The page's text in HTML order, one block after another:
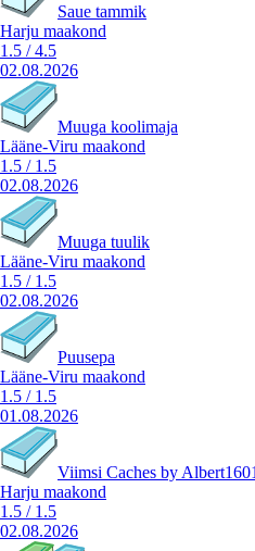
Saue tammik
Harju maakond
1.5 /4.5
02.08.2026
Muuga koolimaja
Lääne-Viru maakond
1.5 / 1.5
02.08.2026
Muuga tuulik
Lääne-Viru maakond
1.5 / 1.5
02.08.2026
Puusepa
Lääne-Viru maakond
1.5 / 1.5
01.08.2026
Viimsi Caches by
Harju maakond
1.5 / 1.5
02.08.2026